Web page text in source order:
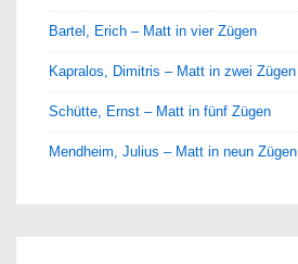
Bartel, Erich – Matt in vier Zügen
Kapralos, Dimitris – Matt in zwei Zügen
Schütte, Ernst – Matt in fünf Zügen
Mendheim, Julius – Matt in neun Zügen